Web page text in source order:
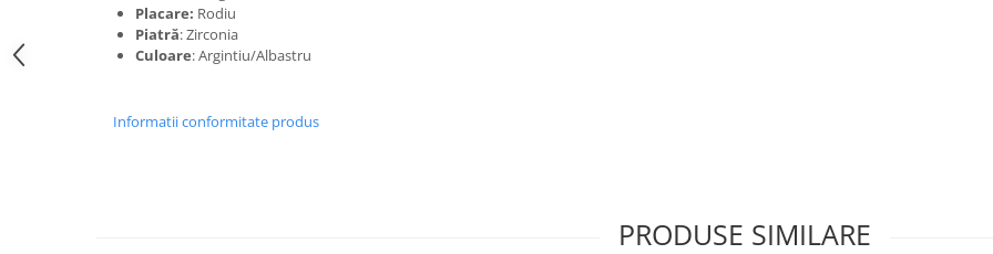
Placare: Rodiu
Piatră: Zirconia
Culoare: Argintiu/Albastru
Informatii conformitate produs
PRODUSE SIMILARE